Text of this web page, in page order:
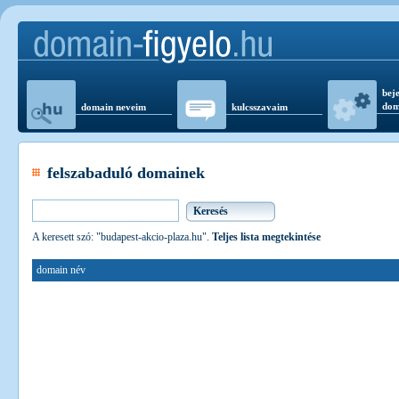
domain neveim kulcsszavaim
felszabaduló domainek
A keresett szó: "budapest-akcio-plaza.hu". Teljes lista megtekintése
domain név